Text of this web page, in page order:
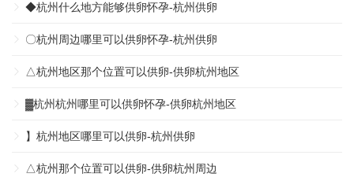
◆杭州什么地方能够供卵怀孕-杭州供卵
〇杭州周边哪里可以供卵怀孕-杭州供卵
△杭州地区那个位置可以供卵-供卵杭州地区
▓杭州杭州哪里可以供卵怀孕-供卵杭州地区
】杭州地区哪里可以供卵-杭州供卵
△杭州那个位置可以供卵-供卵杭州周边